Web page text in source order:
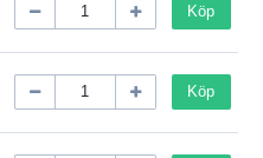
Köp
Köp